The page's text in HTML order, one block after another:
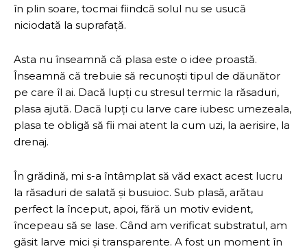
în plin soare, tocmai fiindcă solul nu se usucă
niciodată la suprafață.
Asta nu înseamnă că plasa este o idee proastă.
Înseamnă că trebuie să recunoști tipul de dăunător
pe care îl ai. Dacă lupți cu stresul termic la răsaduri,
plasa ajută. Dacă lupți cu larve care iubesc umezeala,
plasa te obligă să fii mai atent la cum uzi, la aerisire, la
drenaj.
În grădină, mi s-a întâmplat să văd exact acest lucru
la răsaduri de salată și busuioc. Sub plasă, arătau
perfect la început, apoi, fără un motiv evident,
începeau să se lase. Când am verificat substratul, am
găsit larve mici și transparente. A fost un moment în